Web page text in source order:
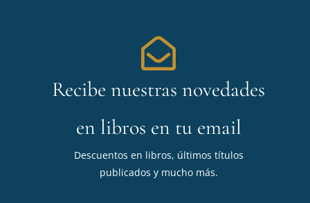
Recibe nuestras novedades
en libros en tu email
Descuentos en libros, últimos títulos
publicados y mucho más.